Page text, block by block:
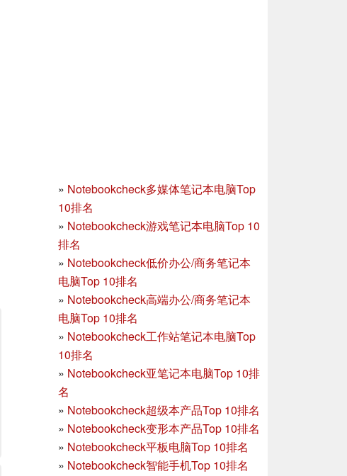
» Notebookcheck多媒体笔记本电脑Top
10排名
» Notebookcheck游戏笔记本电脑Top 10
排名
» Notebookcheck低价办公/商务笔记本
电脑Top 10排名
» Notebookcheck高端办公/商务笔记本
电脑Top 10排名
» Notebookcheck工作站笔记本电脑Top
10排名
» Notebookcheck亚笔记本电脑Top 10排
名
» Notebookcheck超级本产品Top 10排名
» Notebookcheck变形本产品Top 10排名
» Notebookcheck平板电脑Top 10排名
» Notebookcheck智能手机Top 10排名